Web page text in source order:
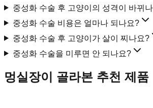
중성화 수술 후 고양이의 성격이 바뀌
중성화 수술 비용은 얼마나 되나요?
중성화 수술 후 고양이가 살이 찌나요?
중성화 수술을 미루면 안 되나요?
멍실장이 골라본 추천 제품